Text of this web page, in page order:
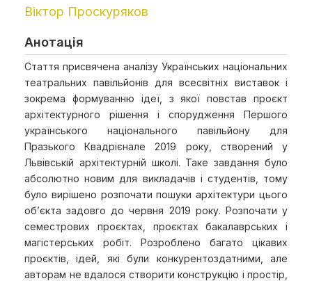
Віктор Проскуряков
Анотація
Стаття присвячена аналізу Українських національних
театральних павільйонів для всесвітніх виставок і
зокрема формуванню ідеї, з якої повстав проєкт
архітектурного рішення і спорудження Першого
українського національного павільйону для
Празького Квадрієнале 2019 року, створений у
Львівській архітектурній школі. Таке завдання було
абсолютно новим для викладачів і студентів, тому
було вирішено розпочати пошуки архітектури цього
об’єкта задовго до червня 2019 року. Розпочати у
семестрових проєктах, проєктах бакалаврських і
магістерських робіт. Розроблено багато цікавих
проєктів, ідей, які були конкурентоздатними, але
авторам не вдалося створити конструкцію і простір,